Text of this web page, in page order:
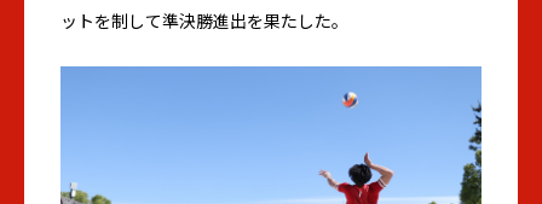
ットを制して準決勝進出を果たした。